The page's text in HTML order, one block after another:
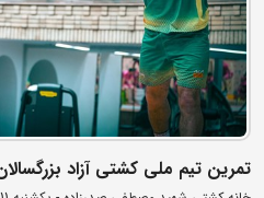
تمرین تیم ملی کشتی آزاد